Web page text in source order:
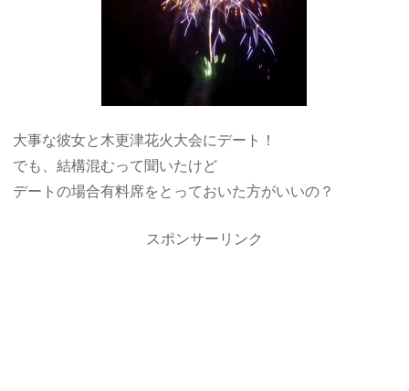
大事な彼女と木更津花火大会にデート！
でも、結構混むって聞いたけど
デートの場合有料席をとっておいた方がいいの？
スポンサーリンク